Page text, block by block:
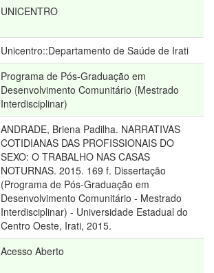
UNICENTRO
Unicentro::Departamento de Saúde de Irati
Programa de Pós-Graduação em
Desenvolvimento Comunitário (Mestrado
Interdisciplinar)
ANDRADE, Briena Padilha. NARRATIVAS
COTIDIANAS DAS PROFISSIONAIS DO
SEXO: O TRABALHO NAS CASAS
NOTURNAS. 2015. 169 f. Dissertação
(Programa de Pós-Graduação em
Desenvolvimento Comunitário - Mestrado
Interdisciplinar) - Universidade Estadual do
Centro Oeste, Irati, 2015.
Acesso Aberto